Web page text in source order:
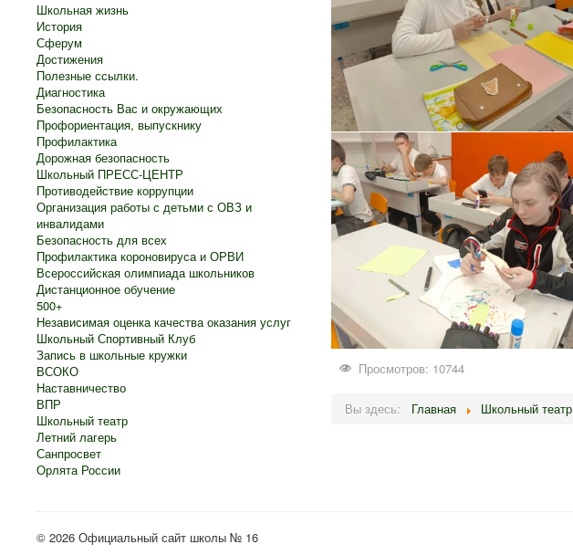
Школьная жизнь
История
Сферум
Достижения
Полезные ссылки.
Диагностика
Безопасность Вас и окружающих
Профориентация, выпускнику
Профилактика
Дорожная безопасность
Школьный ПРЕСС-ЦЕНТР
Противодействие коррупции
Организация работы с детьми с ОВЗ и
инвалидами
Безопасность для всех
Профилактика короновируса и ОРВИ
Всероссийская олимпиада школьников
Дистанционное обучение
500+
Независимая оценка качества оказания услуг
Школьный Спортивный Клуб
Запись в школьные кружки
ВСОКО
Наставничество
ВПР
Школьный театр
Летний лагерь
Санпросвет
Орлята России
Просмотров: 10744
Вы здесь: Главная Школьный театр
© 2026 Официальный сайт школы № 16